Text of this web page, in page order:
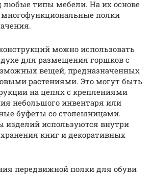
любые типы мебели. На их основе
многофункциональные полки
можно использовать
для размещения горшков с
вещей, предназначенных
растениями. Это могут быть
на цепях с креплениями
небольшого инвентаря или
буфеты со столешницами.
изделий используются внутри
книг и декоративных
передвижной полки для обуви